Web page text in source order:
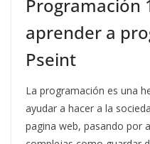
Programación
aprender a
Pseint
La programación es una
ayudar a hacer a la
pagina web, pasando por